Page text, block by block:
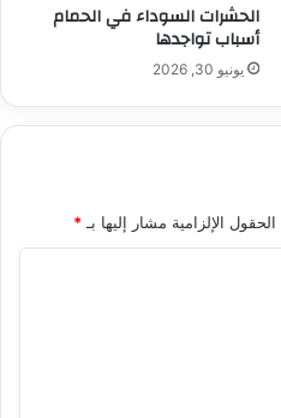
الحشرات السوداء في الحمام
أسباب تواجدها
يونيو 30, 2026
الحقول الإلزامية مشار إليها بـ*